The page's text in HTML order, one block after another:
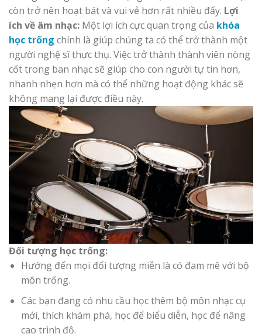
còn trở nên hoạt bát và vui vẻ hơn rất nhiều đấy. Lợi
ích về âm nhạc: Một lợi ích cực quan trọng của khóa
học trống chính là giúp chúng ta có thể trở thành một
người nghệ sĩ thực thụ. Việc trở thành thành viên nòng
cốt trong ban nhạc sẽ giúp cho con người tự tin hơn,
nhanh nhẹn hơn mà có thể những hoạt động khác sẽ
không mang lại được điều này.
Đối tượng học trống:
Hướng đến mọi đối tượng miễn là có đam mê với bộ
môn trống.
Các bạn đang có nhu cầu học thêm bộ môn nhạc cụ
mới, thích khám phá, học để biểu diễn, học để nâng
cao trình độ.